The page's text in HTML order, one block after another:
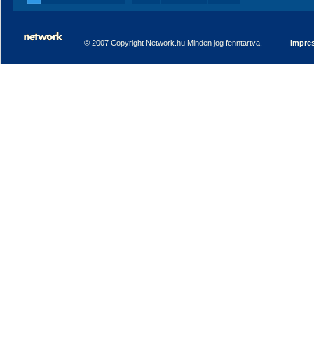
© 2007 Copyright Network.hu Minden jog fenntartva.